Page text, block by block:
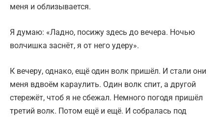
меня и облизывается.
Я думаю: «Ладно, посижу здесь до вечера. Ночью
волчишка заснёт, я от него удеру».
К вечеру, однако, ещё один волк пришёл. И стали они
меня вдвоём караулить. Один волк спит, а другой
стережёт, чтоб я не сбежал. Немного погодя пришёл
третий волк. Потом ещё и ещё. И собралась под